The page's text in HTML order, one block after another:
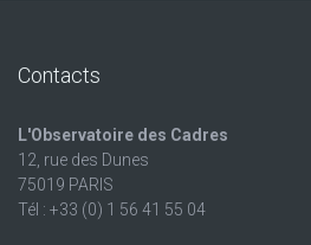
Contacts
L'Observatoire des Cadres
12, rue des Dunes
75019 PARIS
Tél : +33 (0) 1 56 41 55 04